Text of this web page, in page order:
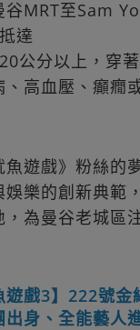
MRT至Sam
達
公分以上，穿
高血壓、癲癇
遊戲》粉絲的
樂的創新典範
為曼谷老城區
遊戲3】222號金
身、全能藝人